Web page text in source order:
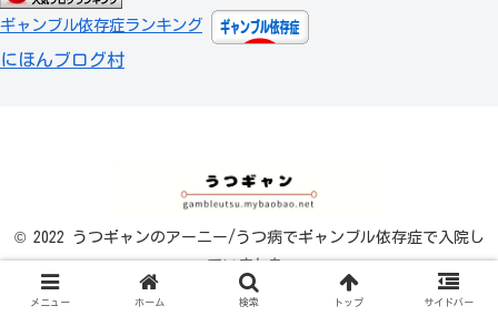
ギャンブル依存症ランキング
にほんブログ村
© 2022 うつギャンのアーニー/うつ病でギャンブル依存症で入院し
ていました.
メニュー ホーム 検索 トップ サイドバー